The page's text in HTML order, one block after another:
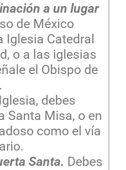
a un lugar
de México
Iglesia Catedral
o a las iglesias
el Obispo de
debes
Santa Misa, o en
como el vía
Santa. Debes